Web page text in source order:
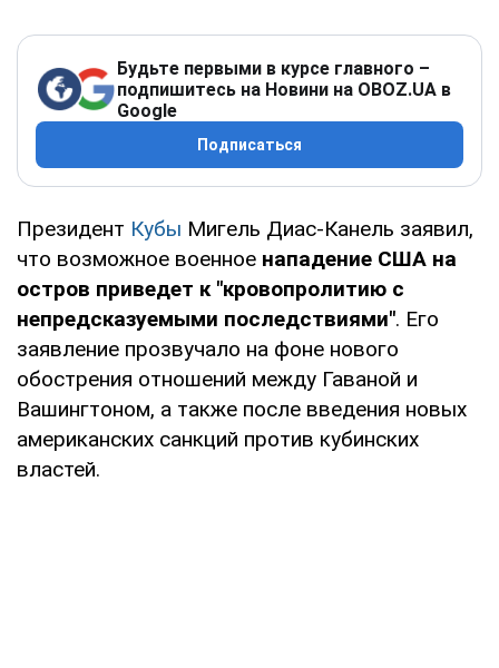
Будьте первыми в курсе главного –
подпишитесь на Новини на OBOZ.UA в
Google
Подписаться
Президент Кубы Мигель Диас-Канель заявил,
что возможное военное нападение США на
остров приведет к "кровопролитию с
непредсказуемыми последствиями". Его
заявление прозвучало на фоне нового
обострения отношений между Гаваной и
Вашингтоном, а также после введения новых
американских санкций против кубинских
властей.